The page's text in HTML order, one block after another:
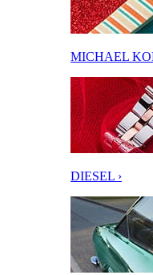
MICHAEL
DIESEL ›